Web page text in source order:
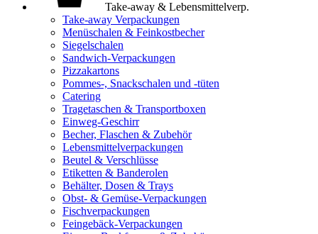
Take-away & Lebensmittelverp.
Take-away Verpackungen
Menüschalen & Feinkostbecher
Siegelschalen
Sandwich-Verpackungen
Pizzakartons
Pommes-, Snackschalen und -tüten
Catering
Tragetaschen & Transportboxen
Einweg-Geschirr
Becher, Flaschen & Zubehör
Lebensmittelverpackungen
Beutel & Verschlüsse
Etiketten & Banderolen
Behälter, Dosen & Trays
Obst- & Gemüse-Verpackungen
Fischverpackungen
Feingebäck-Verpackungen